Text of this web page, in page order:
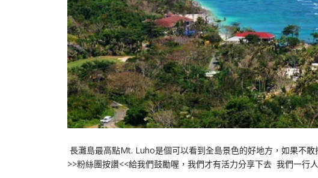
長灘島最高點Mt. Luho是個可以看到全島景色的好地方，如果不
>>粉絲團按讚<<給我們鼓勵喔，我們才有活力分享下去 我們一行